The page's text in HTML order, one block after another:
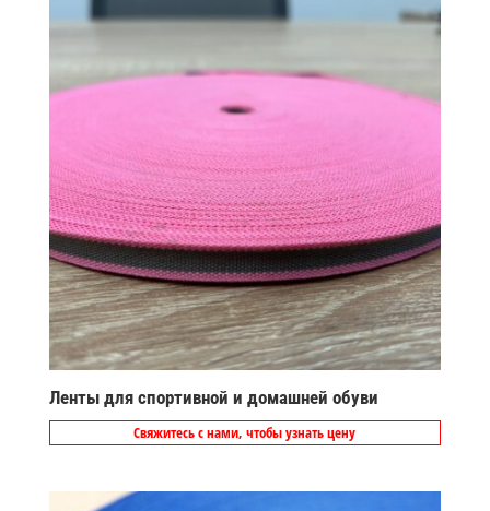
Ленты для спортивной и домашней обуви
Свяжитесь с нами, чтобы узнать цену